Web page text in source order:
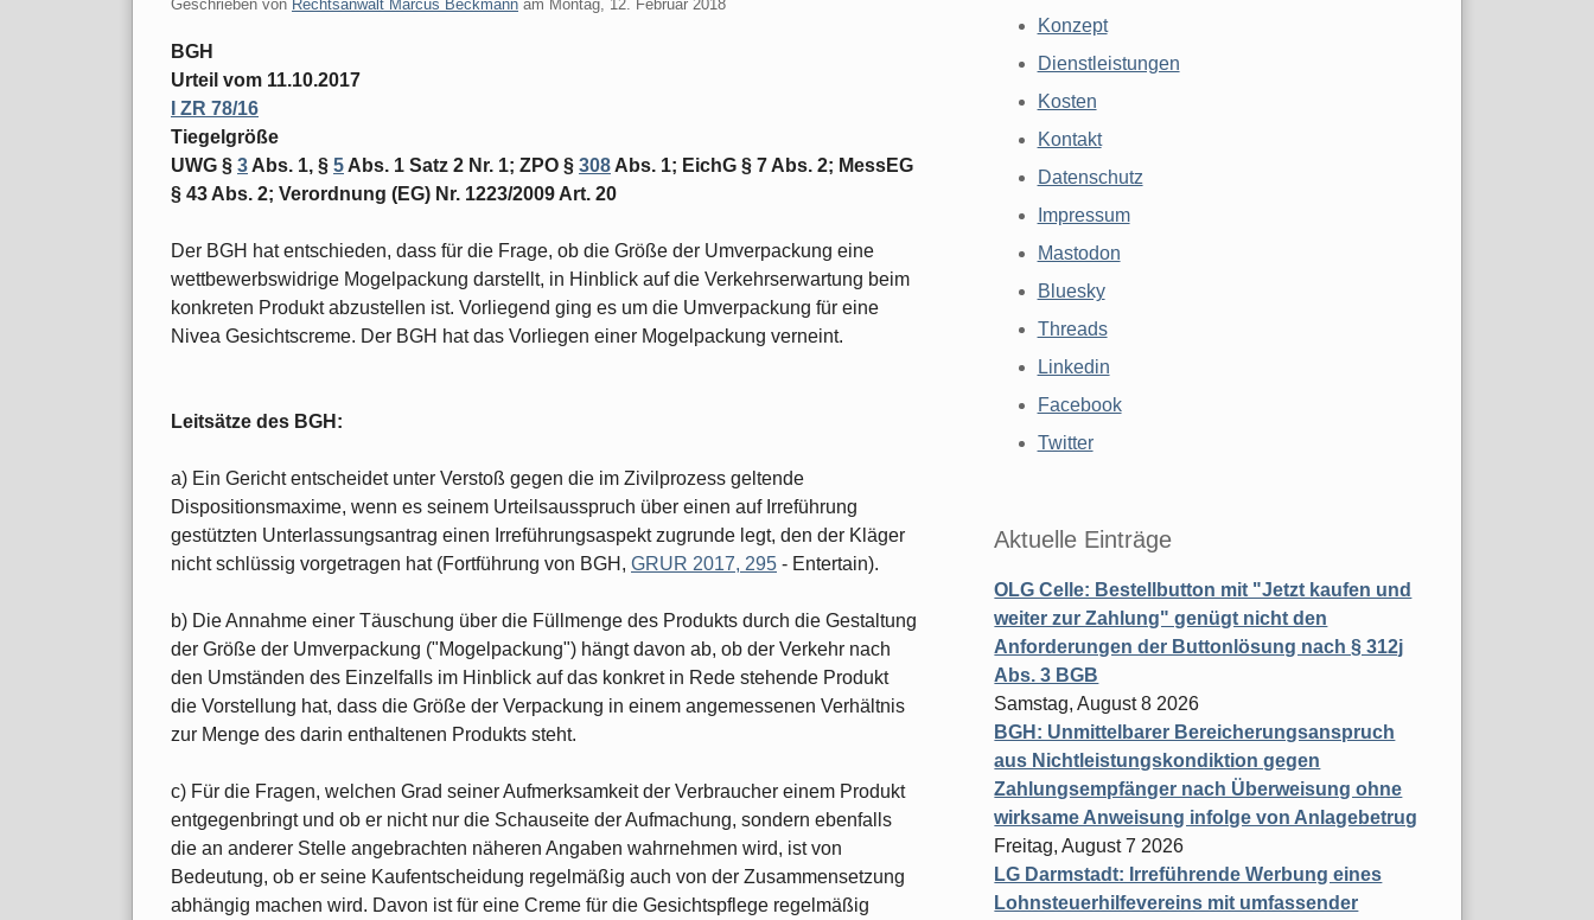
Geschrieben von Rechtsanwalt Marcus Beckmann am Montag, 12. Februar 2018
BGH
Urteil vom 11.10.2017
I ZR 78/16
Tiegelgröße
UWG § 3 Abs. 1, § 5 Abs. 1 Satz 2 Nr. 1; ZPO § 308 Abs. 1; EichG § 7 Abs. 2; MessEG
§ 43 Abs. 2; Verordnung (EG) Nr. 1223/2009 Art. 20
Der BGH hat entschieden, dass für die Frage, ob die Größe der Umverpackung eine
wettbewerbswidrige Mogelpackung darstellt, in Hinblick auf die Verkehrserwartung beim
konkreten Produkt abzustellen ist. Vorliegend ging es um die Umverpackung für eine
Nivea Gesichtscreme. Der BGH hat das Vorliegen einer Mogelpackung verneint.
Leitsätze des BGH:
a) Ein Gericht entscheidet unter Verstoß gegen die im Zivilprozess geltende
Dispositionsmaxime, wenn es seinem Urteilsausspruch über einen auf Irreführung
gestützten Unterlassungsantrag einen Irreführungsaspekt zugrunde legt, den der Kläger
nicht schlüssig vorgetragen hat (Fortführung von BGH, GRUR 2017, 295 - Entertain).
b) Die Annahme einer Täuschung über die Füllmenge des Produkts durch die Gestaltung
der Größe der Umverpackung ("Mogelpackung") hängt davon ab, ob der Verkehr nach
den Umständen des Einzelfalls im Hinblick auf das konkret in Rede stehende Produkt
die Vorstellung hat, dass die Größe der Verpackung in einem angemessenen Verhältnis
zur Menge des darin enthaltenen Produkts steht.
c) Für die Fragen, welchen Grad seiner Aufmerksamkeit der Verbraucher einem Produkt
entgegenbringt und ob er nicht nur die Schauseite der Aufmachung, sondern ebenfalls
die an anderer Stelle angebrachten näheren Angaben wahrnehmen wird, ist von
Bedeutung, ob er seine Kaufentscheidung regelmäßig auch von der Zusammensetzung
abhängig machen wird. Davon ist für eine Creme für die Gesichtspflege regelmäßig
Konzept
Dienstleistungen
Kosten
Kontakt
Datenschutz
Impressum
Mastodon
Bluesky
Threads
Linkedin
Facebook
Twitter
Aktuelle Einträge
OLG Celle: Bestellbutton mit "Jetzt kaufen und
weiter zur Zahlung" genügt nicht den
Anforderungen der Buttonlösung nach § 312j
Abs. 3 BGB
Samstag, August 8 2026
BGH: Unmittelbarer Bereicherungsanspruch
aus Nichtleistungskondiktion gegen
Zahlungsempfänger nach Überweisung ohne
wirksame Anweisung infolge von Anlagebetrug
Freitag, August 7 2026
LG Darmstadt: Irreführende Werbung eines
Lohnsteuerhilfevereins mit umfassender